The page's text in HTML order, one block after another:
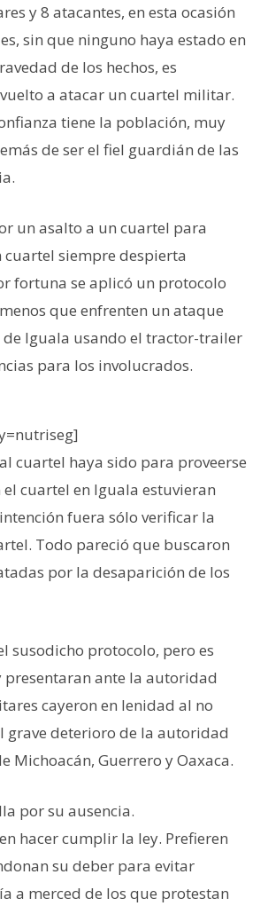
y 8 atacantes, en esta ocasión
sin que ninguno haya estado en
de los hechos, es
a atacar un cuartel militar.
tiene la población, muy
de ser el fiel guardián de las
un asalto a un cuartel para
siempre despierta
fortuna se aplicó un protocolo
que enfrenten un ataque
Iguala usando el tractor-trailer
para los involucrados.
cuartel haya sido para proveerse
cuartel en Iguala estuvieran
fuera sólo verificar la
Todo pareció que buscaron
por la desaparición de los
susodicho protocolo, pero es
ante la autoridad
cayeron en lenidad al no
grave deterioro de la autoridad
Michoacán, Guerrero y Oaxaca.
por su ausencia.
hacer cumplir la ley. Prefieren
su deber para evitar
a merced de los que protestan